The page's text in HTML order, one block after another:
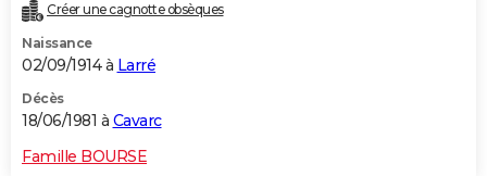
Créer une cagnotte obsèques
Naissance
02/09/1914 à Larré
Décès
18/06/1981 à Cavarc
Famille BOURSE